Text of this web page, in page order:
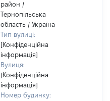
район /
Тернопільська
область / Україна
Тип вулиці:
[Конфіденційна
інформація]
Вулиця:
[Конфіденційна
інформація]
Номер будинку: